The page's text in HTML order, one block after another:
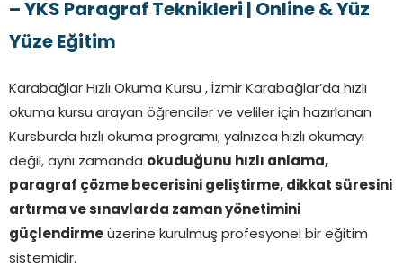
– YKS Paragraf Teknikleri | Online & Yüz
Yüze Eğitim
Karabağlar Hızlı Okuma Kursu , İzmir Karabağlar’da hızlı
okuma kursu arayan öğrenciler ve veliler için hazırlanan
Kursburda hızlı okuma programı; yalnızca hızlı okumayı
değil, aynı zamanda okuduğunu hızlı anlama,
paragraf çözme becerisini geliştirme, dikkat süresini
artırma ve sınavlarda zaman yönetimini
güçlendirme üzerine kurulmuş profesyonel bir eğitim
sistemidir.